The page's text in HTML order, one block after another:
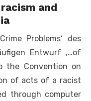
and
Problems‘ des
Entwurf ‚…of
the Convention on
of acts of a racist
through computer